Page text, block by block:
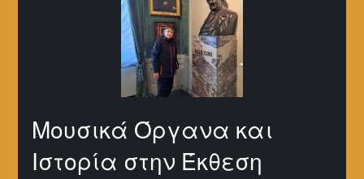
Μουσικά Όργανα και
Ιστορία στην Έκθεση